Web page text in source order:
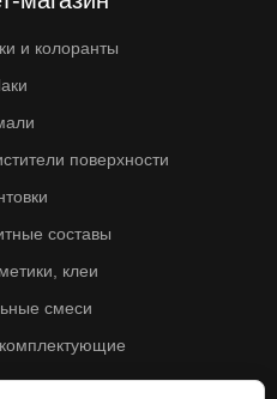
и колоранты
поверхности
составы
клеи
смеси
товары